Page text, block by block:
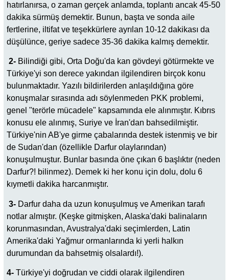
hatırlanırsa, o zaman gerçek anlamda, toplantı ancak 45-50
dakika sürmüş demektir. Bunun, başta ve sonda aile
fertlerine, iltifat ve teşekkürlere ayrılan 10-12 dakikası da
düşülünce, geriye sadece 35-36 dakika kalmış demektir.
2- Bilindiği gibi, Orta Doğu'da kan gövdeyi götürmekte ve
Türkiye'yi son derece yakından ilgilendiren birçok konu
bulunmaktadır. Yazılı bildirilerden anlaşıldığına göre
konuşmalar sırasında adı söylenmeden PKK problemi,
genel "terörle mücadele" kapsamında ele alınmıştır. Kıbrıs
konusu ele alınmış, Suriye ve İran'dan bahsedilmiştir.
Türkiye'nin AB'ye girme çabalarında destek istenmiş ve bir
de Sudan'dan (özellikle Darfur olaylarından)
konuşulmuştur. Bunlar basında öne çıkan 6 başlıktır (neden
Darfur?! bilinmez). Demek ki her konu için dolu, dolu 6
kıymetli dakika harcanmıştır.
3- Darfur daha da uzun konuşulmuş ve Amerikan tarafı
notlar almıştır. (Keşke gitmişken, Alaska'daki balinaların
korunmasından, Avustralya'daki seçimlerden, Latin
Amerika'daki Yağmur ormanlarında ki yerli halkın
durumundan da bahsetmiş olsalardı!).
4- Türkiye'yi doğrudan ve ciddi olarak ilgilendiren